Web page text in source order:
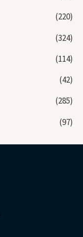
(220)
(324)
(114)
(42)
(285)
(97)